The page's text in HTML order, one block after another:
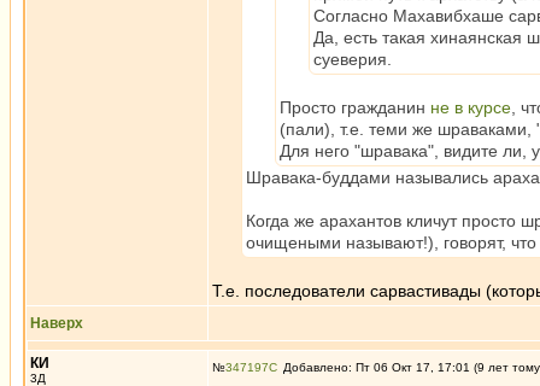
Согласно Махавибхаше
Да, есть такая хинаянская
суеверия.
Просто гражданин не в курсе ,
(пали), т.е. теми же
Для него "шравака", видите ли,
Шравака-буддами назывались
Когда же арахантов кличут просто
очищеными называют!), говорят,
Т.е. последователи сарвастивады
Наверх
КИ
3Д
№347197 Добавлено: Пт 06 Окт 17, 17:01 (9 лет